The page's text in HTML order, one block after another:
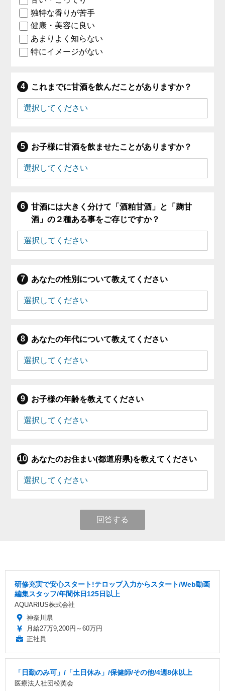
独特な香りが苦手
健康・美容に良い
あまりよく知らない
特にイメージがない
これまでに甘酒を飲んだことがありますか？
お子様に甘酒を飲ませたことがありますか？
甘酒には大きく分けて「酒粕甘酒」と「麹甘
酒」の２種ある事をご存じですか？
あなたの性別について教えてください
あなたの年代について教えてください
お子様の年齢を教えてください
あなたのお住まい(都道府県)を教えてください
回答する
研修充実で安心スタート!テロップ入力からスタート/Web動画
編集スタッフ/年間休日125日以上
AQUARIUS株式会社
神奈川県
月給27万9,200円～60万円
正社員
「日勤のみ可」/「土日休み」/保健師/その他/4週8休以上
医療法人社団松英会